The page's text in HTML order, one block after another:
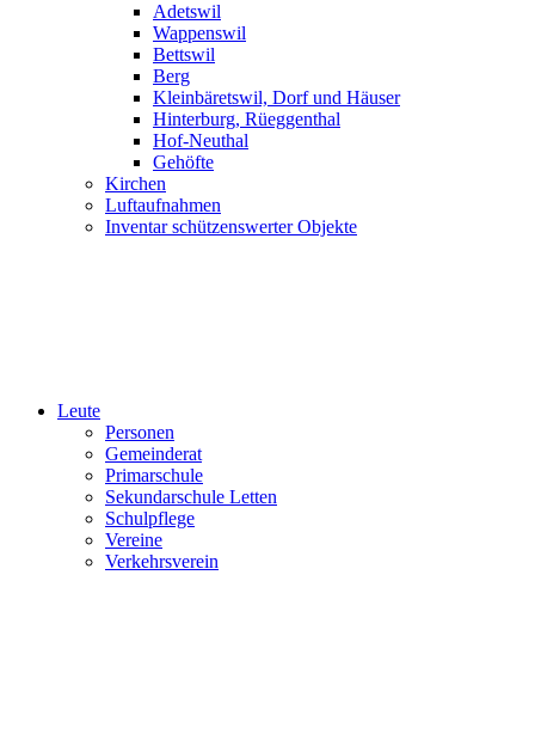
Adetswil
Wappenswil
Bettswil
Berg
Kleinbäretswil, Dorf und Häuser
Hinterburg, Rüeggenthal
Hof-Neuthal
Gehöfte
Kirchen
Luftaufnahmen
Inventar schützenswerter Objekte
Leute
Personen
Gemeinderat
Primarschule
Sekundarschule Letten
Schulpflege
Vereine
Verkehrsverein